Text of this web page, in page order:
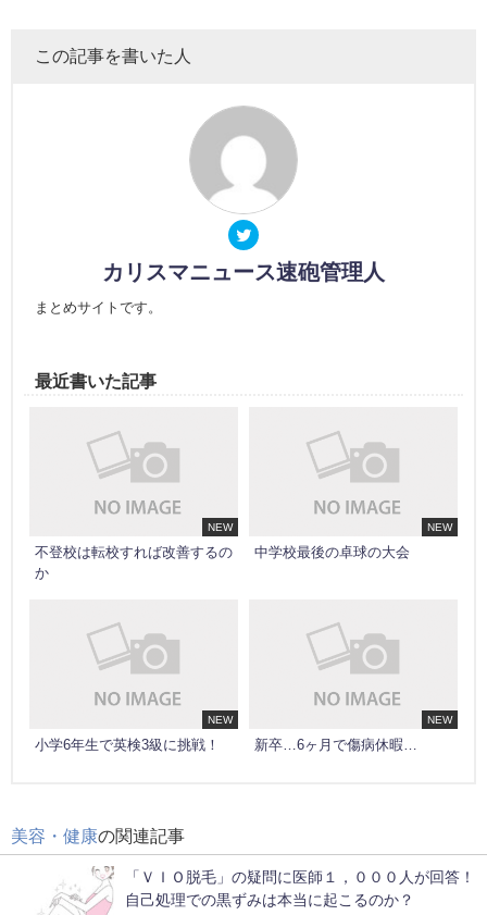
この記事を書いた人
カリスマニュース速砲管理人
まとめサイトです。
最近書いた記事
NEW
不登校は転校すれば改善するの
か
NEW
中学校最後の卓球の大会
NEW
小学6年生で英検3級に挑戦！
NEW
新卒…6ヶ月で傷病休暇…
美容・健康の関連記事
「ＶＩＯ脱毛」の疑問に医師１，０００人が回答！
自己処理での黒ずみは本当に起こるのか？